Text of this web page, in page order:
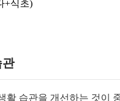
+식초)
관
활 습관을 개선하는 것이